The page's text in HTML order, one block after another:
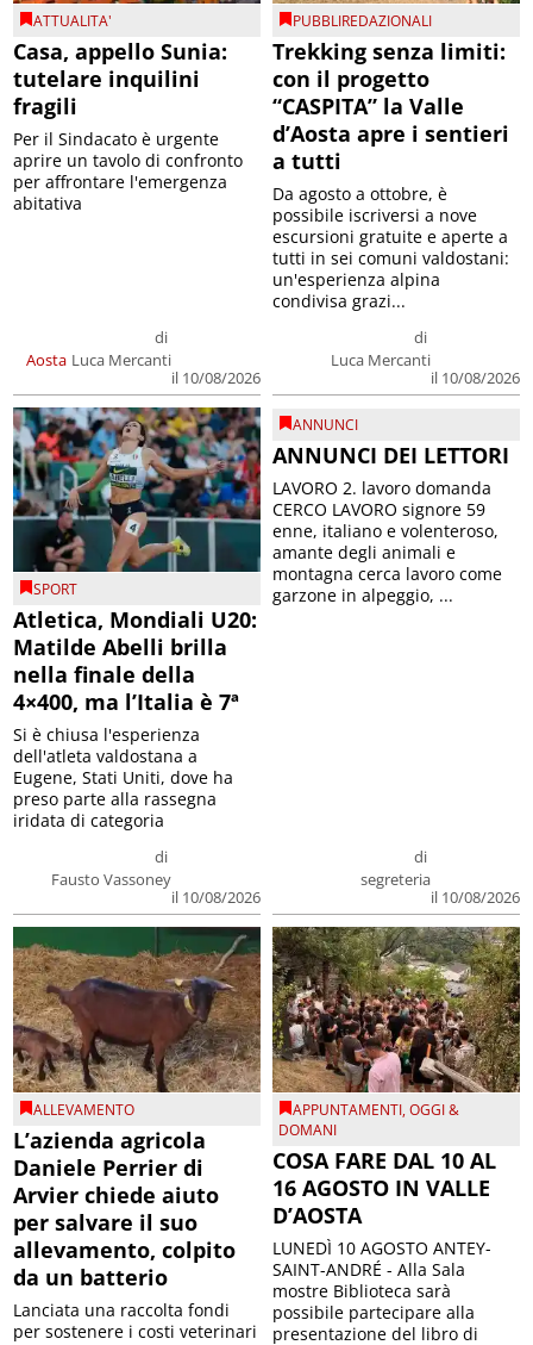
ATTUALITA'
Casa, appello Sunia:
tutelare inquilini
fragili
Aosta
di
Luca Mercanti
il 10/08/2026
Per il Sindacato è urgente
aprire un tavolo di confronto
per affrontare l'emergenza
abitativa
PUBBLIREDAZIONALI
Trekking senza limiti:
con il progetto
“CASPITA” la Valle
d’Aosta apre i sentieri
a tutti
di
Luca Mercanti
il 10/08/2026
Da agosto a ottobre, è
possibile iscriversi a nove
escursioni gratuite e aperte a
tutti in sei comuni valdostani:
un'esperienza alpina
condivisa grazi...
SPORT
Atletica, Mondiali U20:
Matilde Abelli brilla
nella finale della
4×400, ma l’Italia è 7ª
di
Fausto Vassoney
il 10/08/2026
Si è chiusa l'esperienza
dell'atleta valdostana a
Eugene, Stati Uniti, dove ha
preso parte alla rassegna
iridata di categoria
ANNUNCI
ANNUNCI DEI LETTORI
di
segreteria
il 10/08/2026
LAVORO 2. lavoro domanda
CERCO LAVORO signore 59
enne, italiano e volenteroso,
amante degli animali e
montagna cerca lavoro come
garzone in alpeggio, ...
ALLEVAMENTO
L’azienda agricola
Daniele Perrier di
Arvier chiede aiuto
per salvare il suo
allevamento, colpito
da un batterio
Lanciata una raccolta fondi
per sostenere i costi veterinari
APPUNTAMENTI,OGGI &
DOMANI
COSA FARE DAL 10 AL
16 AGOSTO IN VALLE
D’AOSTA
LUNEDÌ 10 AGOSTO ANTEY-
SAINT-ANDRÉ - Alla Sala
mostre Biblioteca sarà
possibile partecipare alla
presentazione del libro di